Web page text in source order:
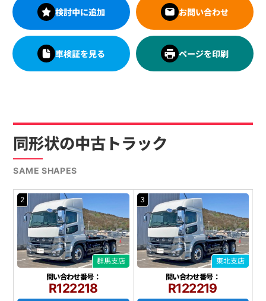
検討中に追加 お問い合わせ
車検証を見る ページを印刷
同形状の中古トラック
SAME SHAPES
2
群馬支店
問い合わせ番号：
R122218
3
東北支店
問い合わせ番号：
R122219